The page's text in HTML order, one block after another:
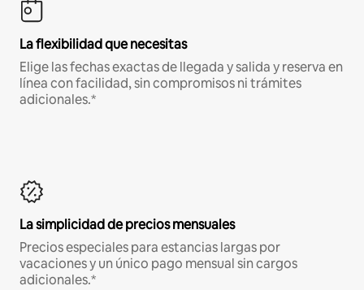
La flexibilidad que necesitas
Elige las fechas exactas de llegada y salida y reserva en
línea con facilidad, sin compromisos ni trámites
adicionales.*
La simplicidad de precios mensuales
Precios especiales para estancias largas por
vacaciones y un único pago mensual sin cargos
adicionales.*